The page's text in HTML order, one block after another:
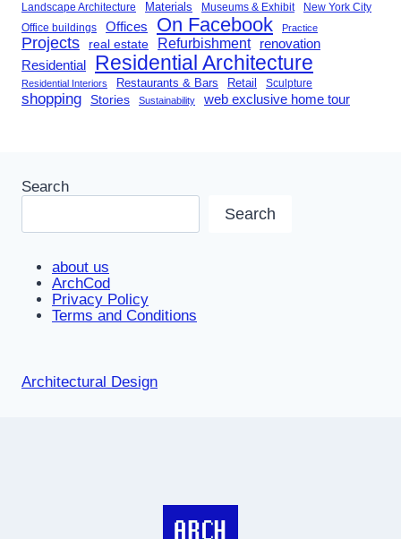
Landscape Architecture Materials Museums & Exhibit New York City
Office buildings Offices On Facebook Practice
Projects real estate Refurbishment renovation
Residential Residential Architecture
Residential Interiors Restaurants & Bars Retail Sculpture
shopping Stories Sustainability web exclusive home tour
Search
Search
about us
ArchCod
Privacy Policy
Terms and Conditions
Architectural Design